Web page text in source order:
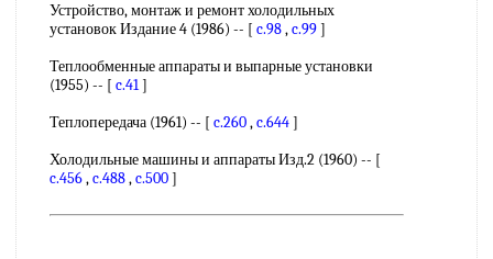
Устройство, монтаж и ремонт холодильных
установок Издание 4 (1986) -- [ c.98,c.99]
Теплообменные аппараты и выпарные установки
(1955) -- [ c.41]
Теплопередача (1961) -- [ c.260,c.644]
Холодильные машины и аппараты Изд.2 (1960) -- [
c.456,c.488,c.500]